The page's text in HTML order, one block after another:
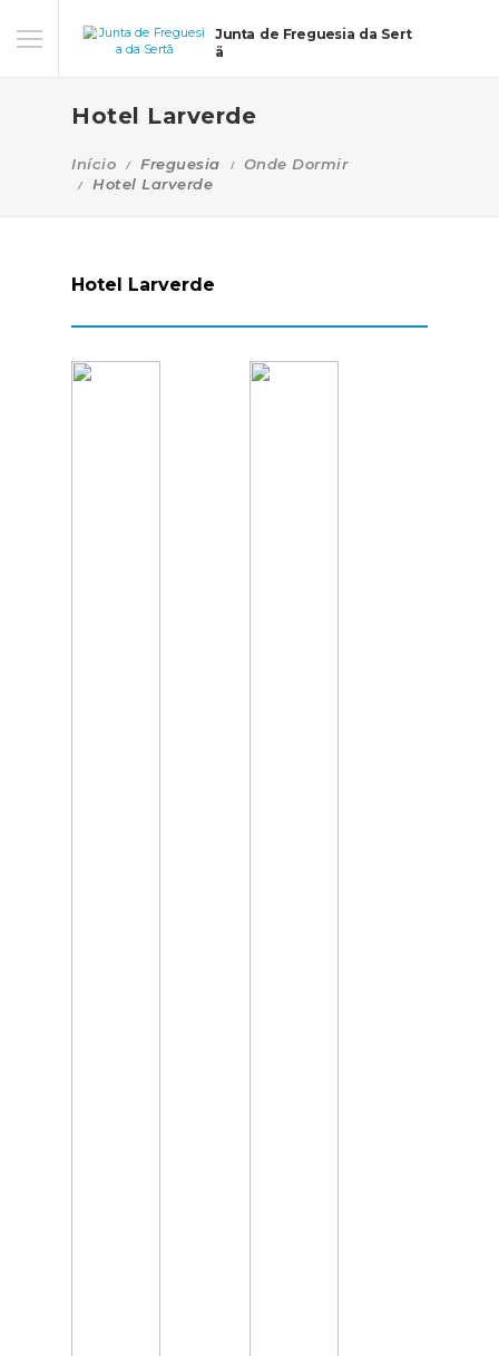
Junta de Freguesia da Sert
ã
Hotel Larverde
Início Freguesia
Onde Dormir
Hotel Larverde
Hotel Larverde